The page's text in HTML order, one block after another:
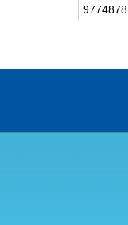
9774878